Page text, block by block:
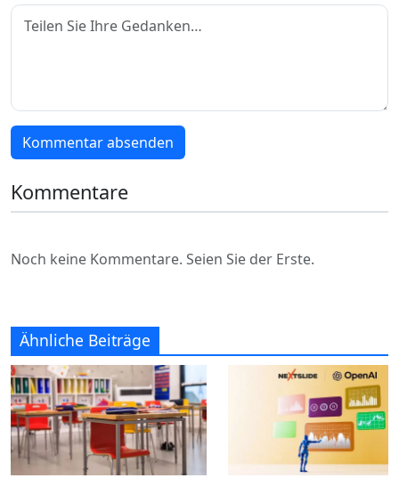
Kommentar absenden
Kommentare
Noch keine Kommentare. Seien Sie der Erste.
Ähnliche Beiträge